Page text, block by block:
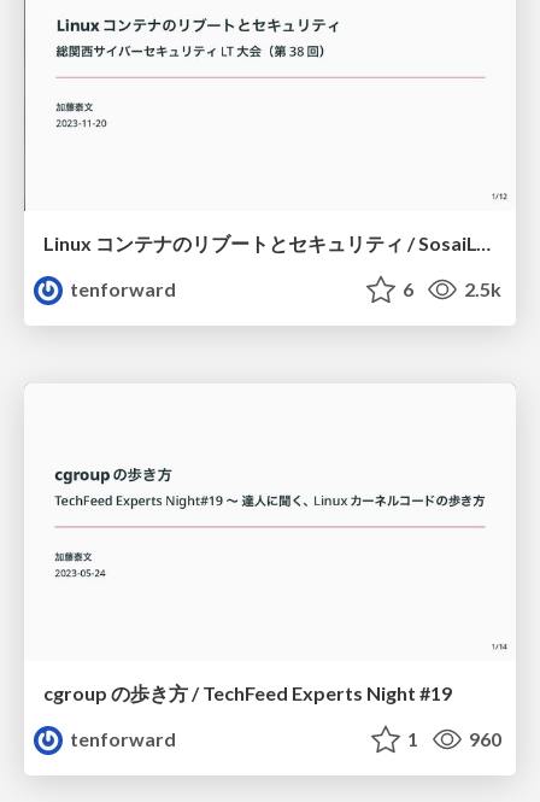
Linux コンテナのリブートとセキュリティ / SosaiLT 38th
tenforward
6 2.5k
cgroup の歩き方 / TechFeed Experts Night #19
tenforward
1 960